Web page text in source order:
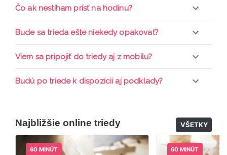
Pripojenie do online triedy prebieha priamo cez
prihlásiť do triedy.
Čo ak nestíham prísť na hodinu?
Každá trieda sa nahráva a je k dispozícií po dobu 7
Bude sa trieda ešte niekedy opakovať?
Triedy sa priebežne opakujú, stačí sledovať ponuku
Viem sa pripojiť do triedy aj z mobilu?
Áno, pripojenie do triedy je možné aj cez mobil,
Budú po triede k dispozícii aj podklady?
dispozícií.
Najbližšie online triedy VŠETKY
60 MINÚT 60 MINÚT